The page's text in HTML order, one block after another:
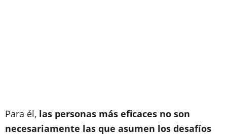
Para él, las personas más eficaces no son
necesariamente las que asumen los desafíos